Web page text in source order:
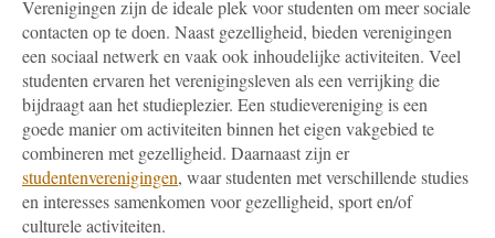
Verenigingen zijn de ideale plek voor studenten om meer sociale
contacten op te doen. Naast gezelligheid, bieden verenigingen
een sociaal netwerk en vaak ook inhoudelijke activiteiten. Veel
studenten ervaren het verenigingsleven als een verrijking die
bijdraagt aan het studieplezier. Een studievereniging is een
goede manier om activiteiten binnen het eigen vakgebied te
combineren met gezelligheid. Daarnaast zijn er
studentenverenigingen, waar studenten met verschillende studies
en interesses samenkomen voor gezelligheid, sport en/of
culturele activiteiten.